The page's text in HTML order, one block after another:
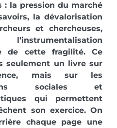
: la pression du marché
la dévalorisation
et chercheuses,
de cette fragilité. Ce
seulement un livre sur
mais sur les
sociales et
qui permettent
son exercice. On
chaque page une